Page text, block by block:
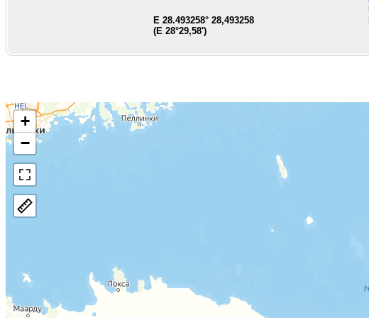
E 28.493258° 28,493258
(E 28°29,58')
+
−